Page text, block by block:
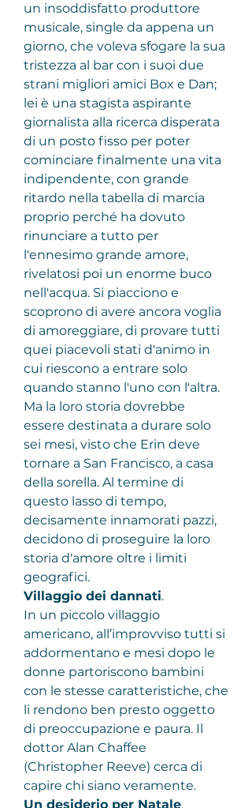
un insoddisfatto produttore
musicale, single da appena un
giorno, che voleva sfogare la sua
tristezza al bar con i suoi due
strani migliori amici Box e Dan;
lei è una stagista aspirante
giornalista alla ricerca disperata
di un posto fisso per poter
cominciare finalmente una vita
indipendente, con grande
ritardo nella tabella di marcia
proprio perché ha dovuto
rinunciare a tutto per
l'ennesimo grande amore,
rivelatosi poi un enorme buco
nell'acqua. Si piacciono e
scoprono di avere ancora voglia
di amoreggiare, di provare tutti
quei piacevoli stati d'animo in
cui riescono a entrare solo
quando stanno l'uno con l'altra.
Ma la loro storia dovrebbe
essere destinata a durare solo
sei mesi, visto che Erin deve
tornare a San Francisco, a casa
della sorella. Al termine di
questo lasso di tempo,
decisamente innamorati pazzi,
decidono di proseguire la loro
storia d'amore oltre i limiti
geografici.
Villaggio dei dannati.
In un piccolo villaggio
americano, all’improvviso tutti si
addormentano e mesi dopo le
donne partoriscono bambini
con le stesse caratteristiche, che
li rendono ben presto oggetto
di preoccupazione e paura. Il
dottor Alan Chaffee
(Christopher Reeve) cerca di
capire chi siano veramente.
Un desiderio per Natale.